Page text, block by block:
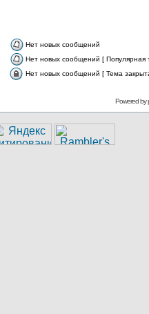
Нет новых сообщений
Нет новых сообщений [ Популярная
Нет новых сообщений [ Тема
Powered by